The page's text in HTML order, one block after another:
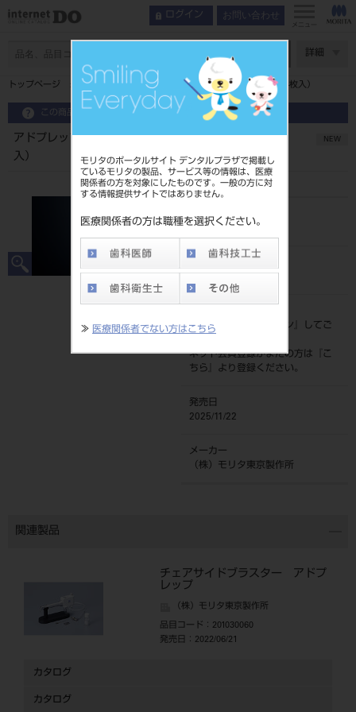
モリタのポータルサイト デンタルプラザで掲載し
ているモリタの製品、サービス等の情報は、医療
関係者の方を対象にしたものです。一般の方に対
する情報提供サイトではありません。
医療関係者の方は職種を選択ください。
≫ 医療関係者でない方はこちら
ログイン お問い合わせ
メニュー
詳細
トップページ アドプレップ ブラストボックス用保護フィルム（4枚入）
この商品に関するお問い合わせ
アドプレップ ブラストボックス用保護フィルム（4枚
入）
NEW
品目コード
201030082
価格の確認は『
ログイン
』してご
ネット会員登録がまだの方は『
こ
ちら
』より登録ください。
発売日
2025/11/22
メーカー
（株）モリタ東京製作所
関連製品
チェアサイドブラスター アドプ
レップ
（株）モリタ東京製作所
品目コード ：201030060
発売日
：2022/06/21
カタログ
カタログ